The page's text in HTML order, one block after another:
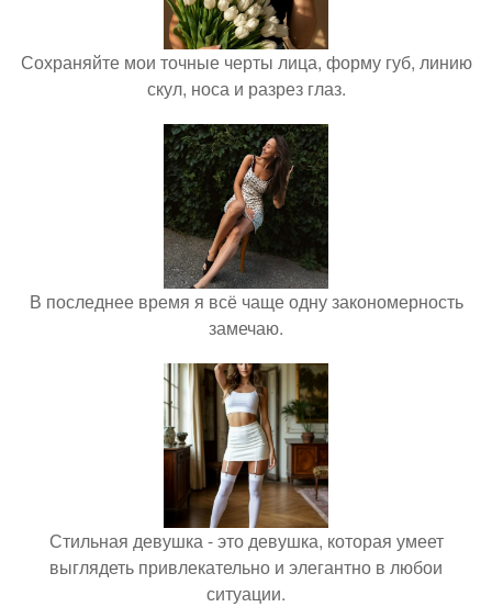
Сохраняйте мои точные черты лица, форму губ, линию
скул, носа и разрез глаз.
В последнее время я всё чаще одну закономерность
замечаю.
Стильная девушка - это девушка, которая умеет
выглядеть привлекательно и элегантно в любои
ситуации.